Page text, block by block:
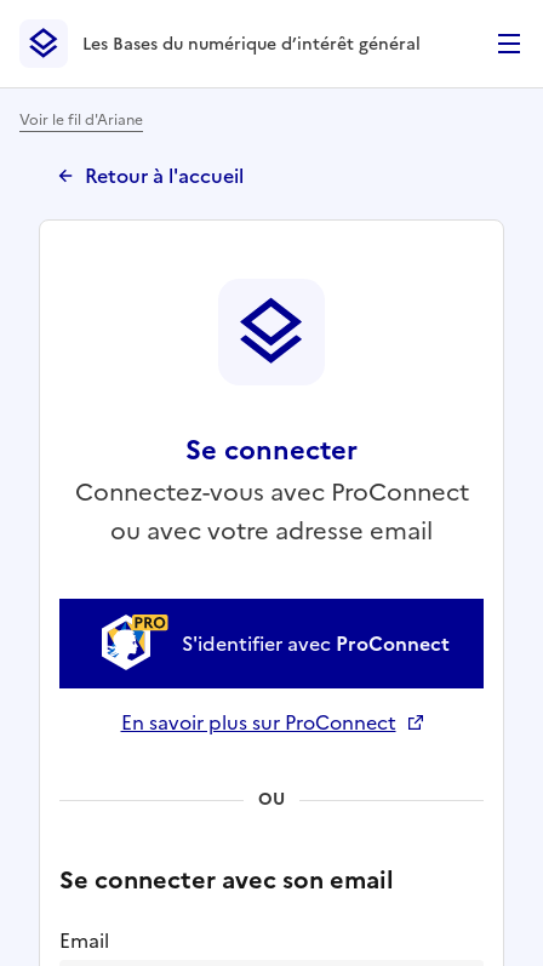
Les Bases du numérique d’intérêt général- Retour à la
Les Bases du numérique d’intérêt général
Voir le fil d'Ariane
Retour à l'accueil
Se connecter
Connectez-vous avec ProConnect
ou avec votre adresse email
S'identifier avec ProConnect
En savoir plus sur ProConnect
OU
Se connecter avec son email
Email